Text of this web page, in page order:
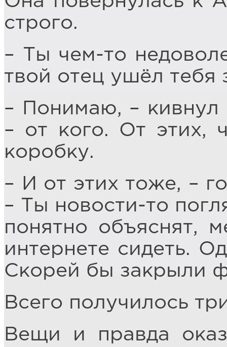
строго.
– Ты чем-то
твой отец ушёл тебя
– Понимаю, – кивнул
– от кого. От этих,
коробку.
– И от этих тоже, –
– Ты новости-то
понятно объяснят,
интернете сидеть.
Скорей бы закрыли
Всего получилось
Вещи и правда